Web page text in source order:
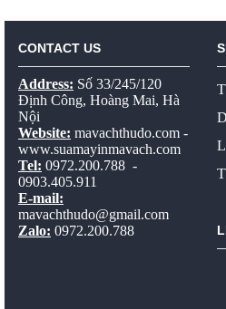
CONTACT US
Address: Số 33/245/120
Định Công, Hoàng Mai, Hà
Nội
Website: mavachthudo.com -
www.suamayinmavach.com
Tel: 0972.200.788 -
0903.405.911
E-mail:
mavachthudo@gmail.com
Zalo: 0972.200.788